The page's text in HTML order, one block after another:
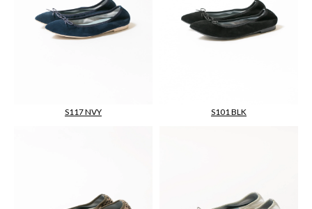
S117 NVY S101 BLK